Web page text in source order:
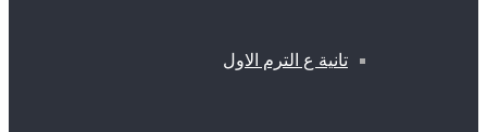
تانية ع الترم الاول